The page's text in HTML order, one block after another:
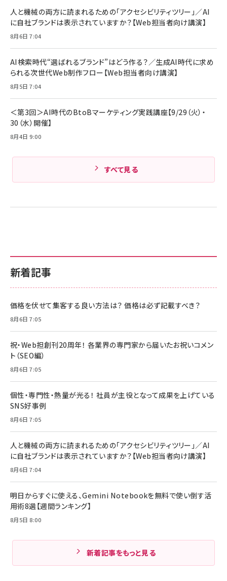
組織の成果を最大化する ルールのデザイン
￥1,980
Amazonランキングをもっと見る
技術基準適合】ブラック
￥5,990
ケーブル Anker絡まないケーブル 240W 結束バン
ド付き USB PD対応 シリコン素材採用 iPhone
17 / 16 / 15 / Galaxy iPad Pro MacBook
Pro/Air 各種対応 (1.8m ミッドナイトブラック)
￥1,890
サッポロ 生ビール 黒ラベル 350ml 缶 24本 ビー
ル ケース買い【6/30応募〆切! 黒ラベルビヤセラー
￥4,857
新着記事
価格を伏せて集客する良い方法は？ 価格は必ず記載すべき？
8月6日 7:05
祝・Web担創刊20周年！ 各業界の専門家から届いたお祝いコメン
ト（SEO編）
8月6日 7:05
個性・専門性・熱量が光る！ 社員が主役となって成果を上げている
SNS好事例
8月6日 7:05
人と機械の両方に読まれるための「アクセシビリティツリー」／AI
に自社ブランドは表示されていますか？【Web担当者向け講演】
8月6日 7:04
明日からすぐに使える、Gemini Notebookを無料で使い倒す活
用術8選【週間ランキング】
8月5日 8:00
新着記事をもっと見る
人と機械の両方に読まれるための「アクセシビリティツリー」／AI
に自社ブランドは表示されていますか？【Web担当者向け講演】
8月6日 7:04
AI検索時代“選ばれるブランド”はどう作る？／生成AI時代に求め
られる次世代Web制作フロー【Web担当者向け講演】
8月5日 7:04
＜第3回＞AI時代のBtoBマーケティング実践講座【9/29（火）・
30（水）開催】
8月4日 9:00
すべて見る